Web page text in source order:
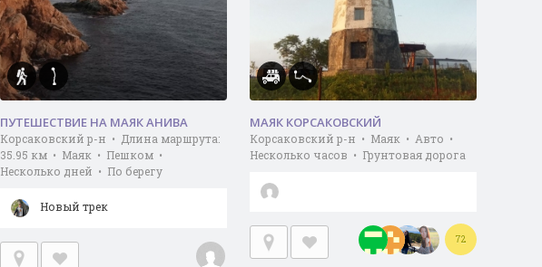
ПУТЕШЕСТВИЕ НА МАЯК АНИВА
Корсаковский р-н • Длина маршрута:
35.95 км • Маяк • Пешком •
Несколько дней • По берегу
Новый трек
МАЯК КОРСАКОВСКИЙ
Корсаковский р-н • Маяк • Авто •
Несколько часов • Грунтовая дорога
72